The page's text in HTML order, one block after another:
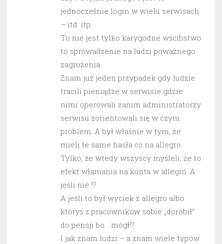
jednocześnie login w wielu serwisach
– itd. itp.
To nie jest tylko karygodne wścibstwo
to sprowadzenie na ludzi poważnego
zagrożenia.
Znam już jeden przypadek gdy ludzie
tracili pieniądze w serwisie gdzie
nimi operowali zanim administratorzy
serwisu zorientowali się w czym
problem. A był właśnie w tym, że
mieli te same hasła co na allegro.
Tylko, że wtedy wszyscy myśleli, że to
efekt włamania na konta w allegro. A
jeśli nie !?
A jeśli to był wyciek z allegro albo
któryś z pracowników sobie „dorobił”
do pensji bo… mógł!?
I jak znam ludzi – a znam wiele typów